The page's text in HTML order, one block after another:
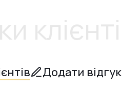
Додати відгук